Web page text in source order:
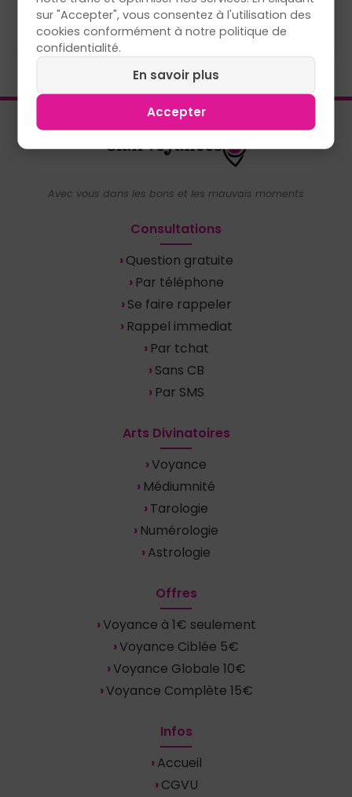
la réception de la demande.
Avec vous dans les bons et les mauvais moments
Consultations
Question gratuite
Par téléphone
Se faire rappeler
Rappel immediat
Par tchat
Sans CB
Par SMS
Arts Divinatoires
Voyance
Médiumnité
Tarologie
Numérologie
Astrologie
Offres
Voyance à 1€ seulement
Voyance Ciblée 5€
Voyance Globale 10€
Voyance Complète 15€
Infos
Accueil
CGVU
sur "Accepter", vous consentez à l'utilisation des
cookies conformément à notre politique de
confidentialité.
En savoir plus
Accepter